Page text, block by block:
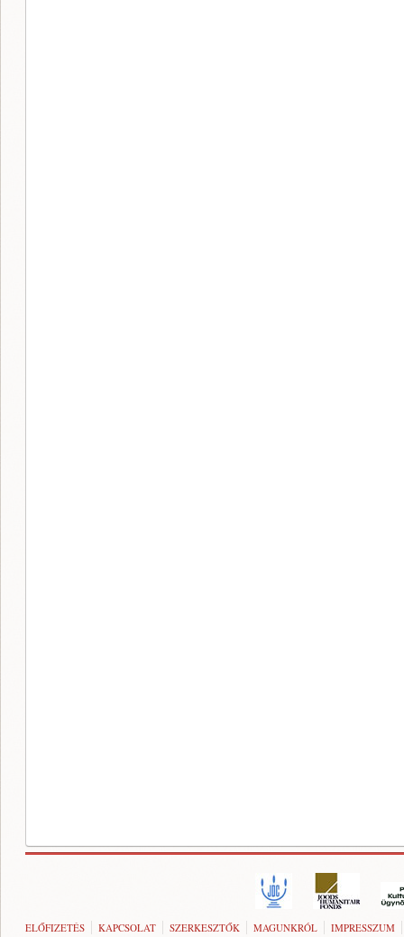
ELŐFIZETÉS KAPCSOLAT SZERKESZTŐK MAGUNKRÓL IMPRESSZUM